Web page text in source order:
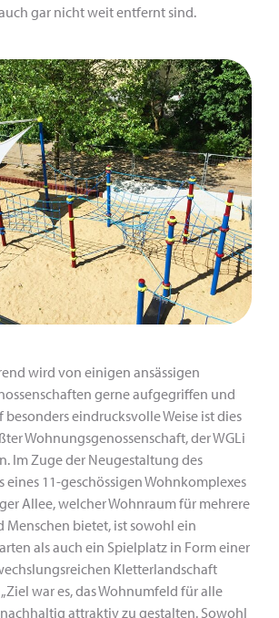
gar nicht weit entfernt sind.
wird von einigen ansässigen
gerne aufgegriffen und
eindrucksvolle Weise ist dies
Wohnungsgenossenschaft, der WGLi
Im Zuge der Neugestaltung des
eines 11-geschössigen Wohnkomplexes
Allee, welcher Wohnraum für mehrere
Menschen bietet, ist sowohl ein
als auch ein Spielplatz in Form einer
Kletterlandschaft
war es, das Wohnumfeld für alle
attraktiv zu gestalten. Sowohl